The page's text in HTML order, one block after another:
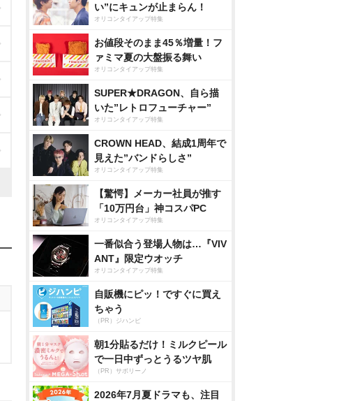
い”にキュンが止まらん！
オリコンタイアップ特集
お値段そのまま45％増量！フ
ァミマ夏の大盤振る舞い
オリコンタイアップ特集
SUPER★DRAGON、自ら描
いた”レトロフューチャー”
オリコンタイアップ特集
CROWN HEAD、結成1周年で
見えた”バンドらしさ”
オリコンタイアップ特集
【驚愕】メーカー社員が推す
「10万円台」神コスパPC
オリコンタイアップ特集
一番似合う登場人物は…『VIV
ANT』限定ウオッチ
オリコンタイアップ特集
自販機にピッ！ですぐに買え
ちゃう
（PR）ジハンピ
朝1分貼るだけ！ミルクピール
で一日中ずっとうるツヤ肌
（PR）サボリーノ
2026年7月夏ドラマも、注目